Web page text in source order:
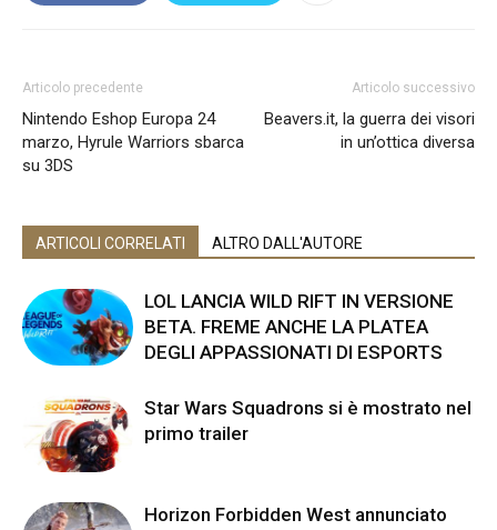
Articolo precedente
Nintendo Eshop Europa 24
marzo, Hyrule Warriors sbarca
su 3DS
Articolo successivo
Beavers.it, la guerra dei visori
in un’ottica diversa
ARTICOLI CORRELATI ALTRO DALL'AUTORE
LOL LANCIA WILD RIFT IN VERSIONE
BETA. FREME ANCHE LA PLATEA
DEGLI APPASSIONATI DI ESPORTS
Star Wars Squadrons si è mostrato nel
primo trailer
Horizon Forbidden West annunciato